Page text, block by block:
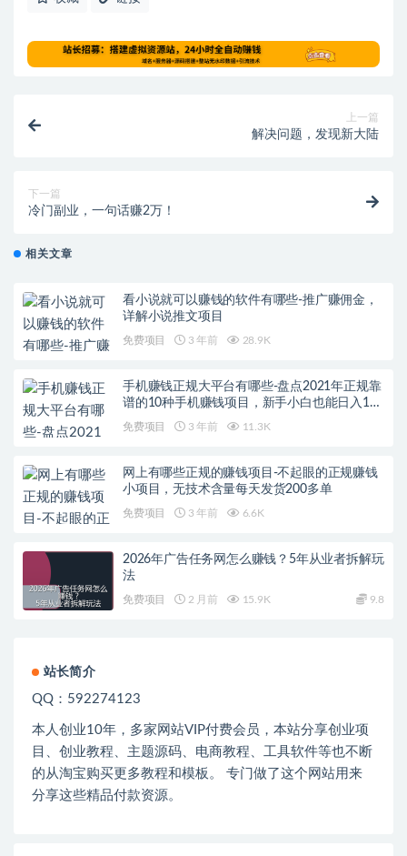
上一篇
解决问题，发现新大陆
下一篇
冷门副业，一句话赚2万！
相关文章
看小说就可以赚钱的软件有哪些-推广赚佣金，
详解小说推文项目
免费项目 3 年前 28.9K
手机赚钱正规大平台有哪些-盘点2021年正规靠
谱的10种手机赚钱项目，新手小白也能日入100
元
免费项目 3 年前 11.3K
网上有哪些正规的赚钱项目-不起眼的正规赚钱
小项目，无技术含量每天发货200多单
免费项目 3 年前 6.6K
2026年广告任务网怎么赚钱？5年从业者拆解玩
法
免费项目 2 月前 15.9K 9.8
站长简介
QQ：592274123
本人创业10年，多家网站VIP付费会员，本站分享创业项
目、创业教程、主题源码、电商教程、工具软件等也不断
的从淘宝购买更多教程和模板。 专门做了这个网站用来
分享这些精品付款资源。